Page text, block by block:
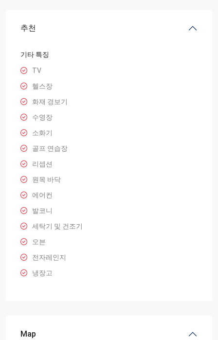
추천
기타 특징
TV
헬스장
화재 경보기
수영장
소화기
골프 연습장
리셉션
원목 바닥
에어컨
발코니
세탁기 및 건조기
오븐
전자레인지
냉장고
Map